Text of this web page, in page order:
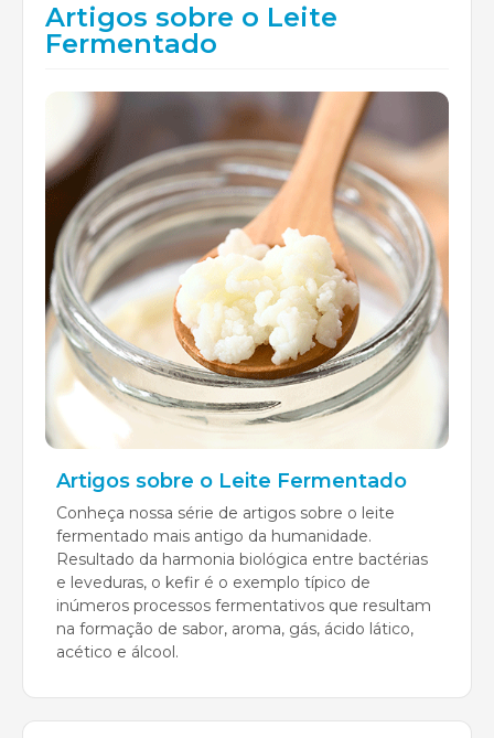
Artigos sobre o Leite
Fermentado
Artigos sobre o Leite Fermentado
Conheça nossa série de artigos sobre o leite
fermentado mais antigo da humanidade.
Resultado da harmonia biológica entre bactérias
e leveduras, o kefir é o exemplo típico de
inúmeros processos fermentativos que resultam
na formação de sabor, aroma, gás, ácido lático,
acético e álcool.